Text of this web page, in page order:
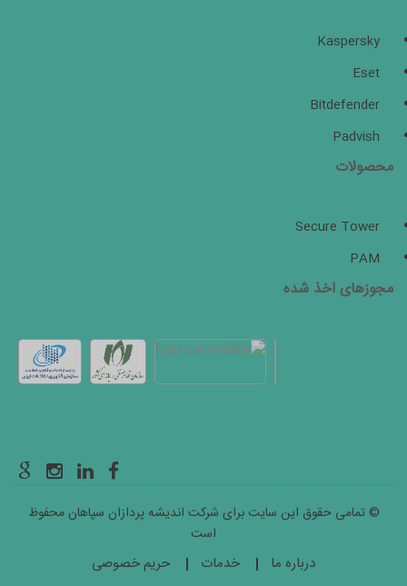
Kaspersky
Eset
Bitdefender
Padvish
محصولات
Secure Tower
PAM
مجوزهای اخذ شده
© تمامی حقوق این سایت برای شرکت اندیشه پردازان سپاهان محفوظ
است
درباره ما خدمات حریم خصوصی